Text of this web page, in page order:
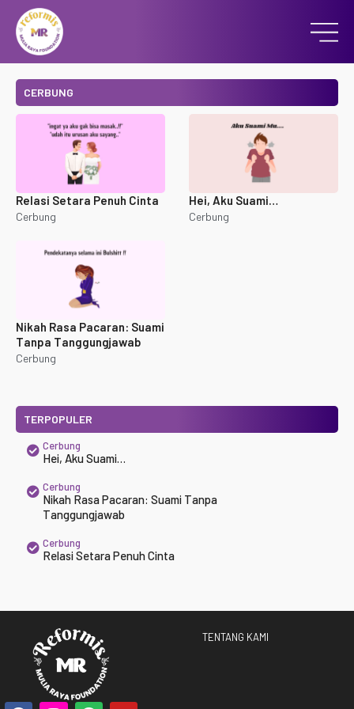
CERBUNG
Relasi Setara Penuh Cinta
Cerbung
Hei, Aku Suami…
Cerbung
Nikah Rasa Pacaran: Suami
Tanpa Tanggungjawab
Cerbung
TERPOPULER
Cerbung
Hei, Aku Suami…
Cerbung
Nikah Rasa Pacaran: Suami Tanpa
Tanggungjawab
Cerbung
Relasi Setara Penuh Cinta
TENTANG KAMI